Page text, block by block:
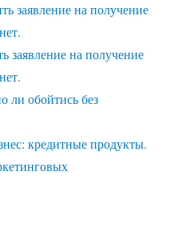
заявление на получение
заявление на получение
ли обойтись без
кредитные продукты.